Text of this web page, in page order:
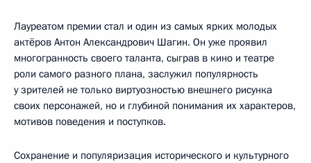
Лауреатом премии стал и один из самых ярких молодых
актёров Антон Александрович Шагин. Он уже проявил
многогранность своего таланта, сыграв в кино и театре
роли самого разного плана, заслужил популярность
у зрителей не только виртуозностью внешнего рисунка
своих персонажей, но и глубиной понимания их характеров,
мотивов поведения и поступков.
Сохранение и популяризация исторического и культурного